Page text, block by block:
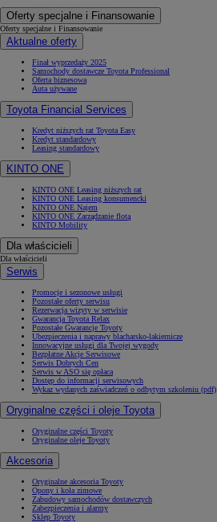
Oferty specjalne i Finansowanie
Oferty specjalne i Finansowanie
Aktualne oferty
Finał wyprzedaży 2025
Samochody dostawcze Toyota Professional
Oferta biznesowa
Auta używane
Toyota Financial Services
Kredyt niższych rat Toyota Easy
Kredyt standardowy
Leasing standardowy
KINTO ONE
KINTO ONE Leasing niższych rat
KINTO ONE Leasing konsumencki
KINTO ONE Najem
KINTO ONE Zarządzanie flotą
KINTO Mobility
Dla właścicieli
Dla właścicieli
Serwis
Promocje i sezonowe usługi
Pozostałe oferty serwisu
Rezerwacja wizyty w serwisie
Gwarancja Toyota Relax
Pozostałe Gwarancje Toyoty
Ubezpieczenia i naprawy blacharsko-lakiernicze
Innowacyjne usługi dla Twojej wygody
Bezpłatne Akcje Serwisowe
Serwis Dobrych Cen
Serwis w ASO się opłaca
Dostęp do informacji serwisowych
Wykaz wydanych zaświadczeń o odbytym szkoleniu (pdf)
Oryginalne części i oleje Toyota
Oryginalne części Toyoty
Oryginalne oleje Toyoty
Akcesoria
Oryginalne akcesoria Toyoty
Opony i koła zimowe
Zabudowy samochodów dostawczych
Zabezpieczenia i alarmy
Sklep Toyoty